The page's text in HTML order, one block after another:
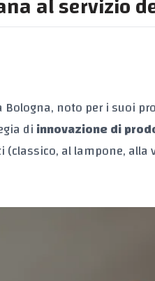
noto per i suoi
diinnovazione di
al lampone, alla